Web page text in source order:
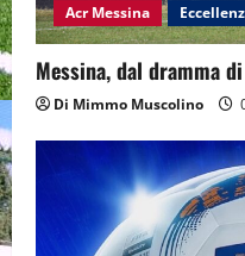
Acr Messina
Messina, dal dramma
Di Mimmo Muscolino